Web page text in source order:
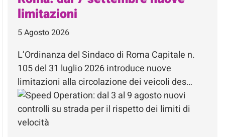
limitazioni
5 Agosto 2026
L’Ordinanza del Sindaco di Roma Capitale n.
105 del 31 luglio 2026 introduce nuove
limitazioni alla circolazione dei veicoli des…